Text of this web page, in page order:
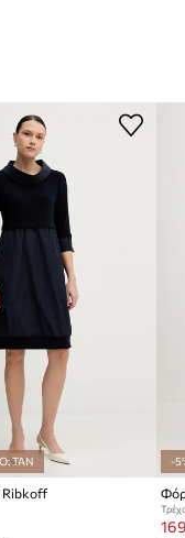
TAN
Ribkoff
-